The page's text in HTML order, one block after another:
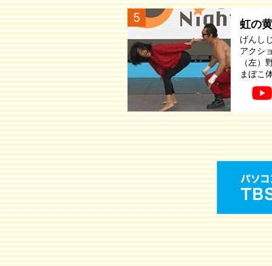
5 虹の
げんし
アクシ
（左
まぼこ